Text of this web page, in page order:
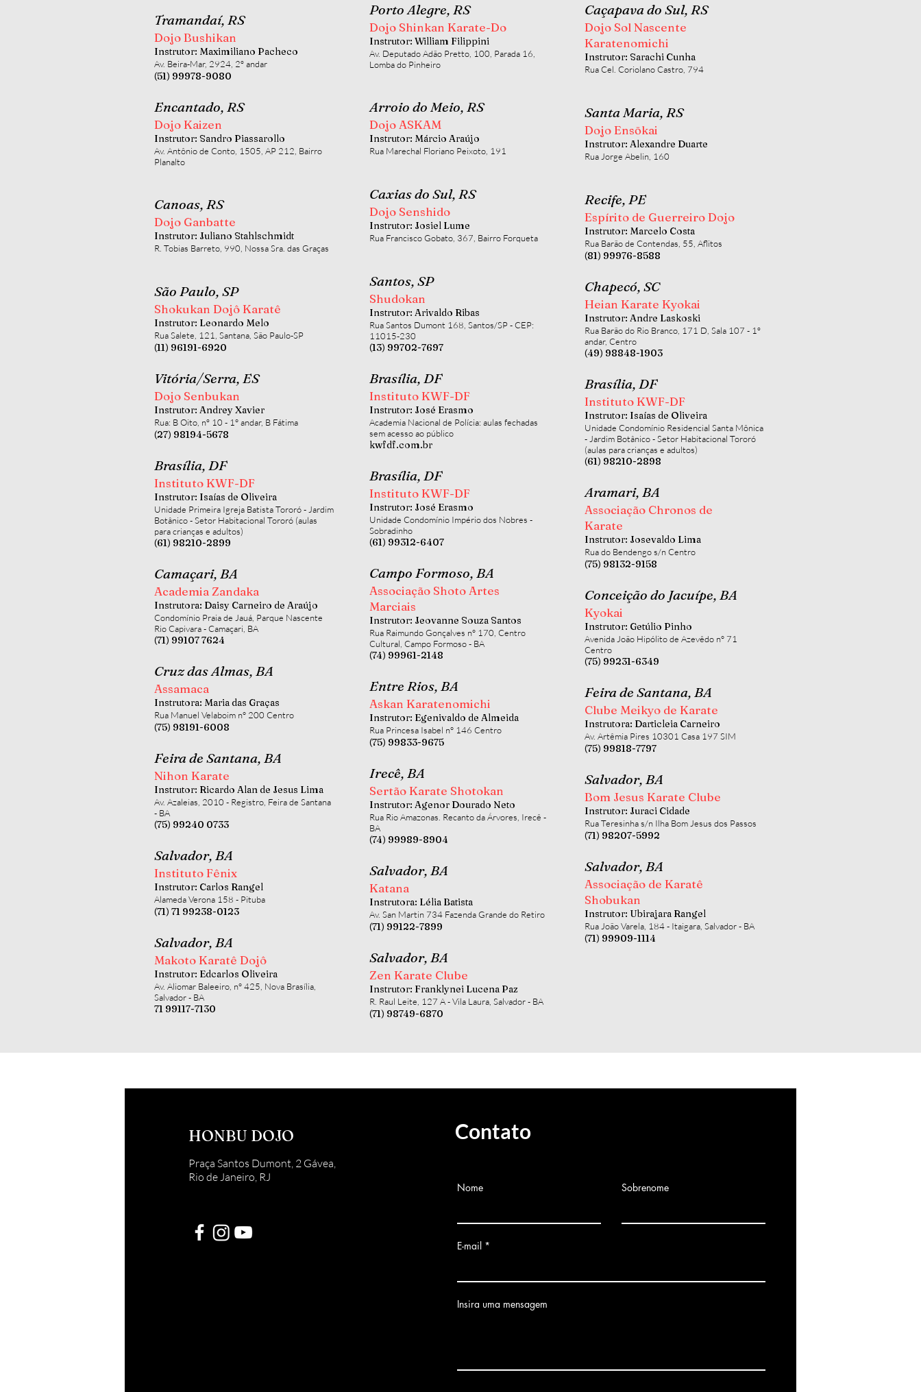
Tramandaí, RS
Dojo Bushikan
Instrutor: Maximiliano Pacheco
Av. Beira-Mar, 2924, 2º andar
(51) 99978-9080
Encantado, RS
Dojo Kaizen
Instrutor: Sandro Piassarollo
Av. Antônio de Conto, 1505, AP 212, Bairro
Planalto
Canoas, RS
Dojo Ganbatte
Instrutor: Juliano Stahlschmidt
R. Tobias Barreto, 990, Nossa Sra. das Graças
São Paulo, SP
Shokukan Dojô Karatê
Instrutor: Leonardo Melo
Rua Salete, 121, Santana, São Paulo-SP
(11) 96191-6920
Vitória/Serra, ES
Dojo Senbukan
Instrutor: Andrey Xavier
Rua: B Oito, nº 10 - 1° andar, B Fátima
(27) 98194-5678
Brasília, DF
Instituto KWF-DF
Instrutor: Isaías de Oliveira
Unidade Primeira Igreja Batista Tororó - Jardim
Botânico - Setor Habitacional Tororó (aulas
para crianças e adultos)
(61) 98210-2899
Camaçari, BA
Academia Zandaka
Instrutora: Daisy Carneiro de Araújo
Condomínio Praia de Jauá, Parque Nascente
Rio Capivara - Camaçari, BA
(71) 99107 7624
Cruz das Almas, BA
Assamaca
Instrutora: Maria das Graças
Rua Manuel Velaboim n° 200 Centro
(75) 98191-6008
Feira de Santana, BA
Nihon Karate
Instrutor: Ricardo Alan de Jesus Lima
Av. Azaleias, 2010 - Registro, Feira de Santana
- BA
(75) 99240 0733
Salvador, BA
Instituto Fênix
Instrutor: Carlos Rangel
Alameda Verona 158 - Pituba
(71) 71 99238-0123
Salvador, BA
Makoto Karatê Dojô
Instrutor: Edcarlos Oliveira
Av. Aliomar Baleeiro, n° 425, Nova Brasília,
Salvador - BA
71 99117-7130
Porto Alegre, RS
Dojo Shinkan Karate-Do
Instrutor: William Filippini
Av. Deputado Adão Pretto, 100, Parada 16,
Lomba do Pinheiro
Arroio do Meio, RS
Dojo ASKAM
Instrutor: Márcio Araújo
Rua Marechal Floriano Peixoto, 191
Caxias do Sul, RS
Dojo Senshido
Instrutor: Josiel Lume
Rua Francisco Gobato, 367, Bairro Forqueta
Santos, SP
Shudokan
Instrutor: Arivaldo Ribas
Rua Santos Dumont 168, Santos/SP - CEP:
11015-230
(13) 99702-7697
Brasília, DF
Instituto KWF-DF
Instrutor: José Erasmo
Academia Nacional de Polícia: aulas fechadas
sem acesso ao público
kwfdf.com.br
Brasília, DF
Instituto KWF-DF
Instrutor: José Erasmo
Unidade Condomínio Império dos Nobres -
Sobradinho
(61) 99312-6407
Campo Formoso, BA
Associação Shoto Artes
Marciais
Instrutor: Jeovanne Souza Santos
Rua Raimundo Gonçalves n° 170, Centro
Cultural, Campo Formoso - BA
(74) 99961-2148
Entre Rios, BA
Askan Karatenomichi
Instrutor: Egenivaldo de Almeida
Rua Princesa Isabel n° 146 Centro
(75) 99833-9675
Irecê, BA
Sertão Karate Shotokan
Instrutor: Agenor Dourado Neto
Rua Rio Amazonas. Recanto da Árvores, Irecê -
BA
(74) 99989-8904
Salvador, BA
Katana
Instrutora: Lélia Batista
Av. San Martin 734 Fazenda Grande do Retiro
(71) 99122-7899
Salvador, BA
Zen Karate Clube
Instrutor: Franklynei Lucena Paz
R. Raul Leite, 127 A - Vila Laura, Salvador - BA
(71) 98749-6870
Caçapava do Sul, RS
Dojo Sol Nascente
Karatenomichi
Instrutor: Sarachi Cunha
Rua Cel. Coriolano Castro, 794
Santa Maria, RS
Dojo Ensōkai
Instrutor: Alexandre Duarte
Rua Jorge Abelin, 160
Recife, PE
Espírito de Guerreiro Dojo
Instrutor: Marcelo Costa
Rua Barão de Contendas, 55, Aflitos
(81) 99976-8588
Chapecó, SC
Heian Karate Kyokai
Instrutor: Andre Laskoski
Rua Barão do Rio Branco, 171 D, Sala 107 - 1º
andar, Centro
(49) 98848-1903
Brasília, DF
Instituto KWF-DF
Instrutor: Isaías de Oliveira
Unidade Condomínio Residencial Santa Mônica
- Jardim Botânico - Setor Habitacional Tororó
(aulas para crianças e adultos)
(61) 98210-2898
Aramari, BA
Associação Chronos de
Karate
Instrutor: Josevaldo Lima
Rua do Bendengo s/n Centro
(75) 98132-9158
Conceição do Jacuípe, BA
Kyokai
Instrutor: Getúlio Pinho
Avenida João Hipólito de Azevêdo n° 71
Centro
(75) 99231-6349
Feira de Santana, BA
Clube Meikyo de Karate
Instrutora: Darticleia Carneiro
Av. Artêmia Pires 10301 Casa 197 SIM
(75) 99818-7797
Salvador, BA
Bom Jesus Karate Clube
Instrutor: Juraci Cidade
Rua Teresinha s/n Ilha Bom Jesus dos Passos
(71) 98207-5992
Salvador, BA
Associação de Karatê
Shobukan
Instrutor: Ubirajara Rangel
Rua João Varela, 184 - Itaigara, Salvador - BA
(71) 99909-1114
HONBU DOJO
Praça Santos Dumont, 2 Gávea,
Rio de Janeiro, RJ
Contato
Nome Sobrenome
E-mail
Insira uma mensagem